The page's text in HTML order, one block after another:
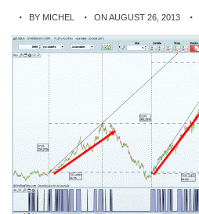
BY MICHEL ON AUGUST 26, 2013